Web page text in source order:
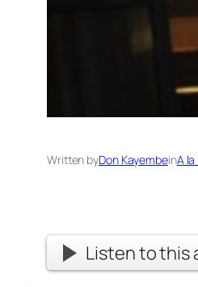
Written byDon KayembeinA
Listen to this